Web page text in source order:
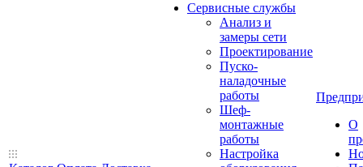
Сервисные службы
Анализ и
замеры сети
Проектирование
Пуско-
наладочные
работы
Шеф-
монтажные
работы
Настройка
О